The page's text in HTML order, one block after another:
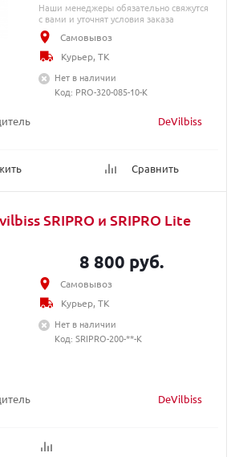
DeVilbiss
Сравнить
Наши менеджеры обязательно свяжутся
с вами и уточнят условия заказа
Самовывоз
Курьер, ТК
Нет в наличии
Код: PRO-320-085-10-K
SRIPRO и SRIPRO Lite
DeVilbiss
8 800 руб.
Самовывоз
Курьер, ТК
Нет в наличии
Код: SRIPRO-200-**-K